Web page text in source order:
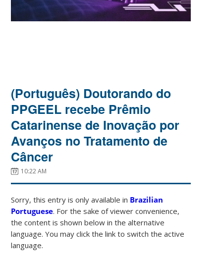
(Português) Doutorando do
PPGEEL recebe Prêmio
Catarinense de Inovação por
Avanços no Tratamento de
Câncer
10:22 AM
Sorry, this entry is only available in Brazilian
Portuguese. For the sake of viewer convenience,
the content is shown below in the alternative
language. You may click the link to switch the active
language.